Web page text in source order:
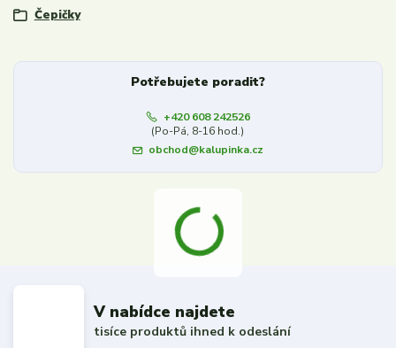
Čepičky
Potřebujete poradit?
+420 608 242526
(Po-Pá, 8-16 hod.)
obchod@kalupinka.cz
V nabídce najdete
tisíce produktů ihned k odeslání